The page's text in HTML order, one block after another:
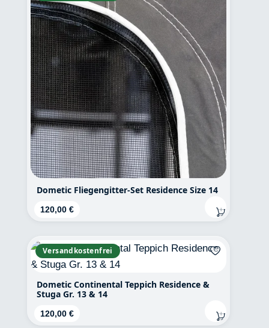
Dometic Fliegengitter-Set Residence Size 14
Regulärer Preis:
120,00 €
Versandkostenfrei
Dometic Continental Teppich Residence &
Stuga Gr. 13 & 14
Regulärer Preis:
120,00 €